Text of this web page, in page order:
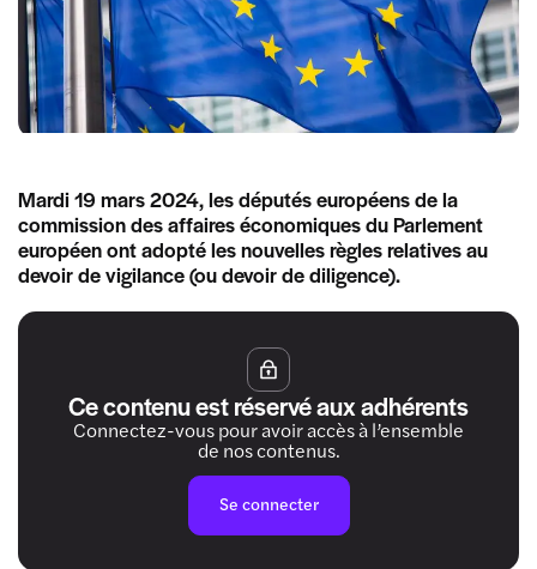
Mardi 19 mars 2024, les députés européens de la
commission des affaires économiques du Parlement
européen ont adopté les nouvelles règles relatives au
devoir de vigilance (ou devoir de diligence).
Ce contenu est réservé aux adhérents
Connectez-vous pour avoir accès à l’ensemble
de nos contenus.
Se connecter